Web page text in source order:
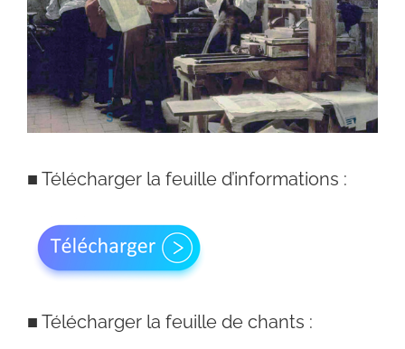
Actualités
Contact
■ Télécharger la feuille d’informations :
■ Télécharger la feuille de chants :